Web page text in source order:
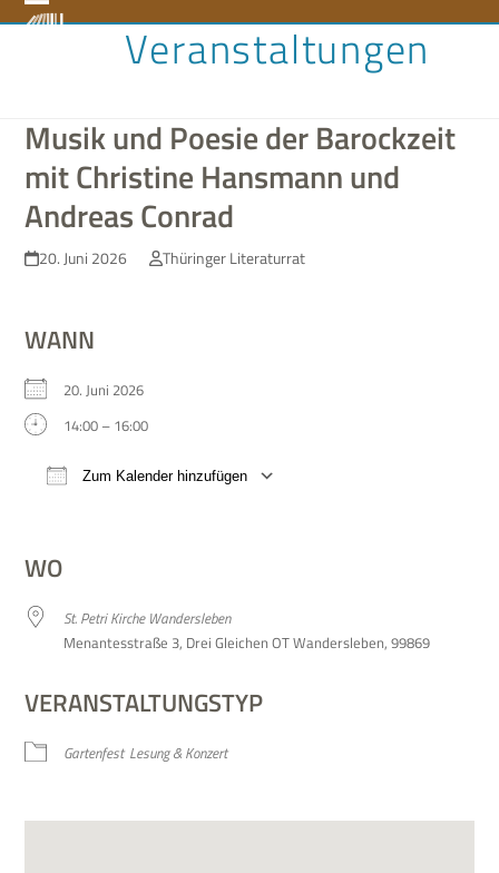
to Open
Close
Veranstaltungen
Musik und Poesie der Barockzeit
mit Christine Hansmann und
Andreas Conrad
20. Juni 2026 Thüringer Literaturrat
WANN
20. Juni 2026
14:00 – 16:00
Zum Kalender hinzufügen
WO
St. Petri Kir­che Wandersleben
Men­ant­es­straße 3, Drei Glei­chen OT Wan­ders­le­ben, 99869
VERANSTALTUNGSTYP
Gar­ten­fest Lesung & Konzert